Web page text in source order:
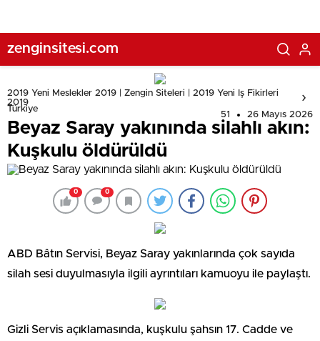
zenginsitesi.com
2019 Yeni Meslekler 2019 | Zengin Siteleri | 2019 Yeni Iş Fikirleri
2019
Türkiye
51 26 Mayıs 2026
Beyaz Saray yakınında silahlı akın:
Kuşkulu öldürüldü
0 0
ABD Bâtın Servisi, Beyaz Saray yakınlarında çok sayıda
silah sesi duyulmasıyla ilgili ayrıntıları kamuoyu ile paylaştı.
Gizli Servis açıklamasında, kuşkulu şahsın 17. Cadde ve